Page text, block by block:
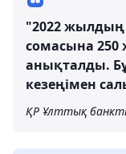
"2022 жылдың
сомасына
анықталды.
кезеңімен
ҚР Ұлттық